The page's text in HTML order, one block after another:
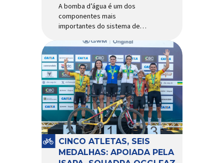
A bomba d’água é um dos
componentes mais
importantes do sistema de
garantir a circulação contínua
do líquido de arrefecimento
entre motor, radiador e demais
componentes do sistema,
controlando a temperatura de
operação e evitando
superaquecimentos. Por
trabalhar constantemente
enquanto o motor está em
funcionamento, a bomba
d’água exige não apenas […]
CINCO ATLETAS, SEIS
MEDALHAS: APOIADA PELA